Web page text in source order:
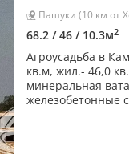
Пашуки (10 км от
68.2 / 46 / 10.3м2
Агроусадьба в
кв.м, жил.- 46,0
минеральная
железобетонные